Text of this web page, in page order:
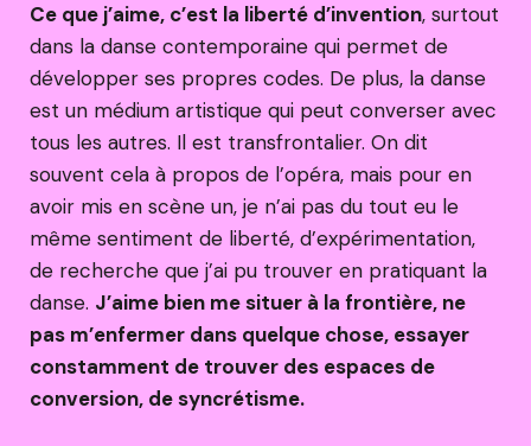
Ce que j’aime, c’est la liberté d’invention, surtout
dans la danse contemporaine qui permet de
développer ses propres codes. De plus, la danse
est un médium artistique qui peut converser avec
tous les autres. Il est transfrontalier. On dit
souvent cela à propos de l’opéra, mais pour en
avoir mis en scène un, je n’ai pas du tout eu le
même sentiment de liberté, d’expérimentation,
de recherche que j’ai pu trouver en pratiquant la
danse. J’aime bien me situer à la frontière, ne
pas m’enfermer dans quelque chose, essayer
constamment de trouver des espaces de
conversion, de syncrétisme.